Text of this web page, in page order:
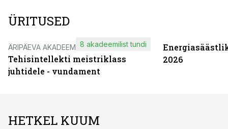
ÜRITUSED
ÄRIPÄEVA AKADEEMIA
Tehisintellekti meistriklass
juhtidele - vundament
8 akadeemilist tundi
2026
HETKEL KUUM